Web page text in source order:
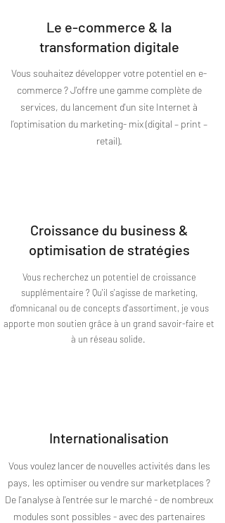
Le e-commerce & la
transformation digitale
Vous souhaitez développer votre potentiel en e-
commerce ? J'offre une gamme complète de
services, du lancement d'un site Internet à
l’optimisation du marketing- mix (digital – print –
retail).
Croissance du business &
optimisation de stratégies
Vous recherchez un potentiel de croissance
supplémentaire ? Qu'il s'agisse de marketing,
d'omnicanal ou de concepts d'assortiment, je vous
apporte mon soutien grâce à un grand savoir-faire et
à un réseau solide.
Internationalisation
Vous voulez lancer de nouvelles activités dans les
pays, les optimiser ou vendre sur marketplaces ?
De l'analyse à l'entrée sur le marché - de nombreux
modules sont possibles - avec des partenaires